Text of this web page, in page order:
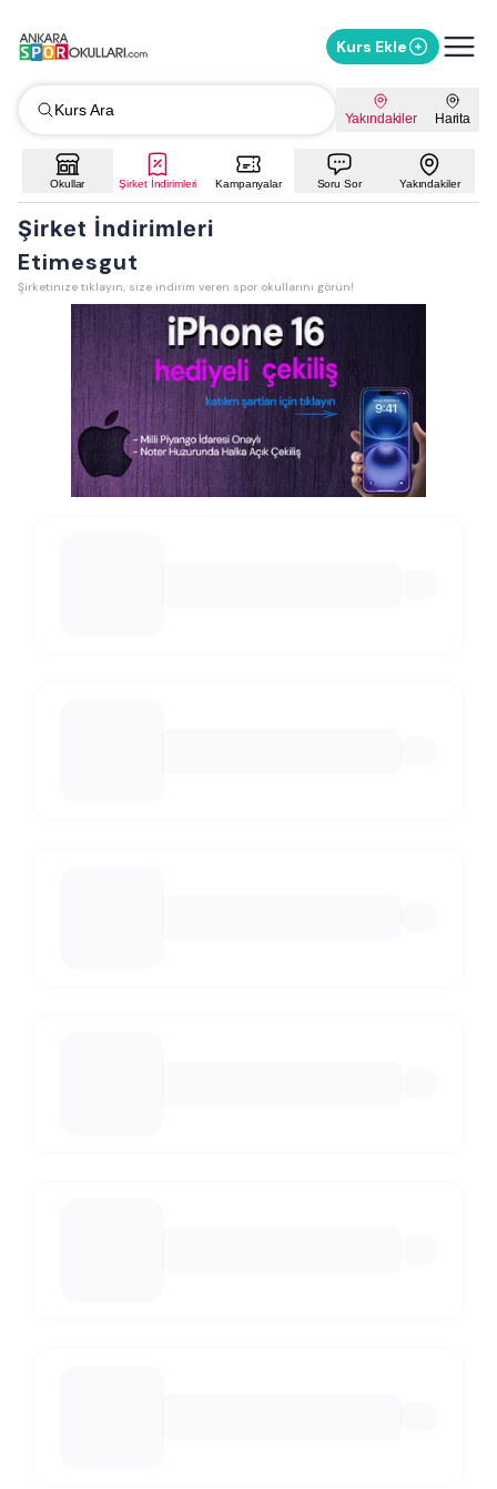
Kurs Ekle
Kurs Ara Yakındakiler Harita
Okullar Şirket İndirimleri Kampanyalar Soru Sor Yakındakiler
Şirket İndirimleri
Etimesgut
Şirketinize tıklayın, size indirim veren spor okullarını görün!